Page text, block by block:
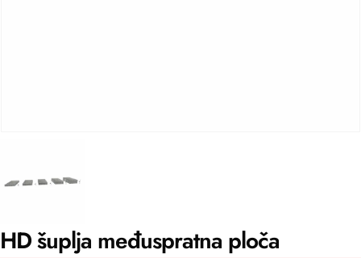
HD šuplja međuspratna ploča